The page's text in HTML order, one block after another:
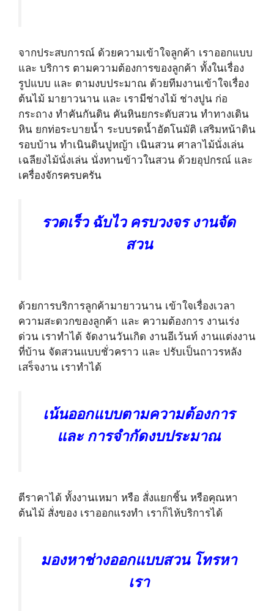
จากประสบการณ์ ด้วยความเข้าใจลูกค้า เราออกแบบ
และ บริการ ตามความต้องการของลูกค้า ทั้งในเรื่อง
รูปแบบ และ ตามงบประมาณ ด้วยทีมงานเข้าใจเรื่อง
ต้นไม้ มายาวนาน และ เรามีช่างไม้ ช่างปูน ก่อ
กระถาง ทำคันกันดิน คันหินยกระดับสวน ทำทางเดิน
หิน ยกท่อระบายน้ำ ระบบรดน้ำอัตโนมัติ เสริมหน้าดิน
รอบบ้าน ทำเนินดินปูหญ้า เนินสวน ศาลาไม้นั่งเล่น
เฉลียงไม้นั่งเล่น นั่งทานข้าวในสวน ด้วยอุปกรณ์ และ
เครื่องจักรครบครัน
รวดเร็ว ฉับไว ครบวงจร งานจัด
สวน
ด้วยการบริการลูกค้ามายาวนาน เข้าใจเรื่องเวลา
ความสะดวกของลูกค้า และ ความต้องการ งานเร่ง
ด่วน เราทำได้ จัดงานวันเกิด งานอีเว้นท์ งานแต่งงาน
ที่บ้าน จัดสวนแบบชั่วคราว และ ปรับเป็นถาวรหลัง
เสร็จงาน เราทำได้
เน้นออกแบบตามความต้องการ
และ การจำกัดงบประมาณ
ตีราคาได้ ทั้งงานเหมา หรือ สั่งแยกชิ้น หรือคุณหา
ต้นไม้ สั่งของ เราออกแรงทำ เราก็ไห้บริการได้
มองหาช่างออกแบบสวน โทรหา
เรา